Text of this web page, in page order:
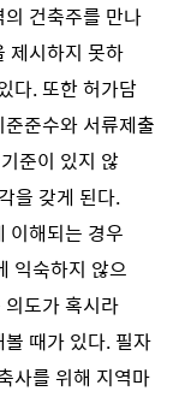
건축주를 만나
제시하지 못하
다. 또한 허가담
준수와 서류제출
준이 있지 않
을 갖게 된다.
이해되는 경우
익숙하지 않으
도가 혹시라
때가 있다. 필자
사를 위해 지역마